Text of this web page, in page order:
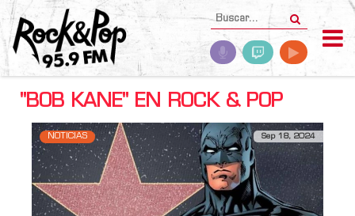
"BOB KANE" EN ROCK & POP
NOTICIAS Sep 18, 2024